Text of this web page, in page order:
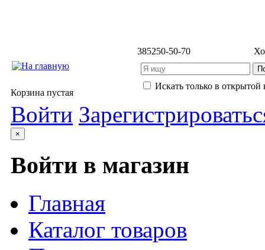
385250-50-70
Искать только в открытой
Корзина пустая
Войти
×
Войти в магазин
Главная
Каталог товаров